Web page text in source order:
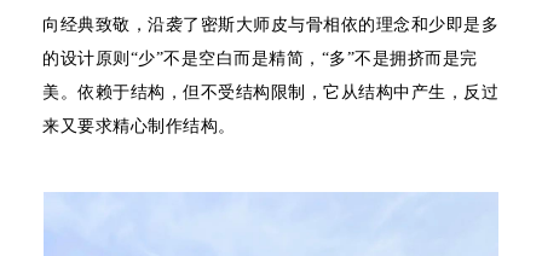
向经典致敬，沿袭了密斯大师皮与骨相依的理念和少即是多
的设计原则“少”不是空白而是精简，“多”不是拥挤而是完
美。依赖于结构，但不受结构限制，它从结构中产生，反过
来又要求精心制作结构。